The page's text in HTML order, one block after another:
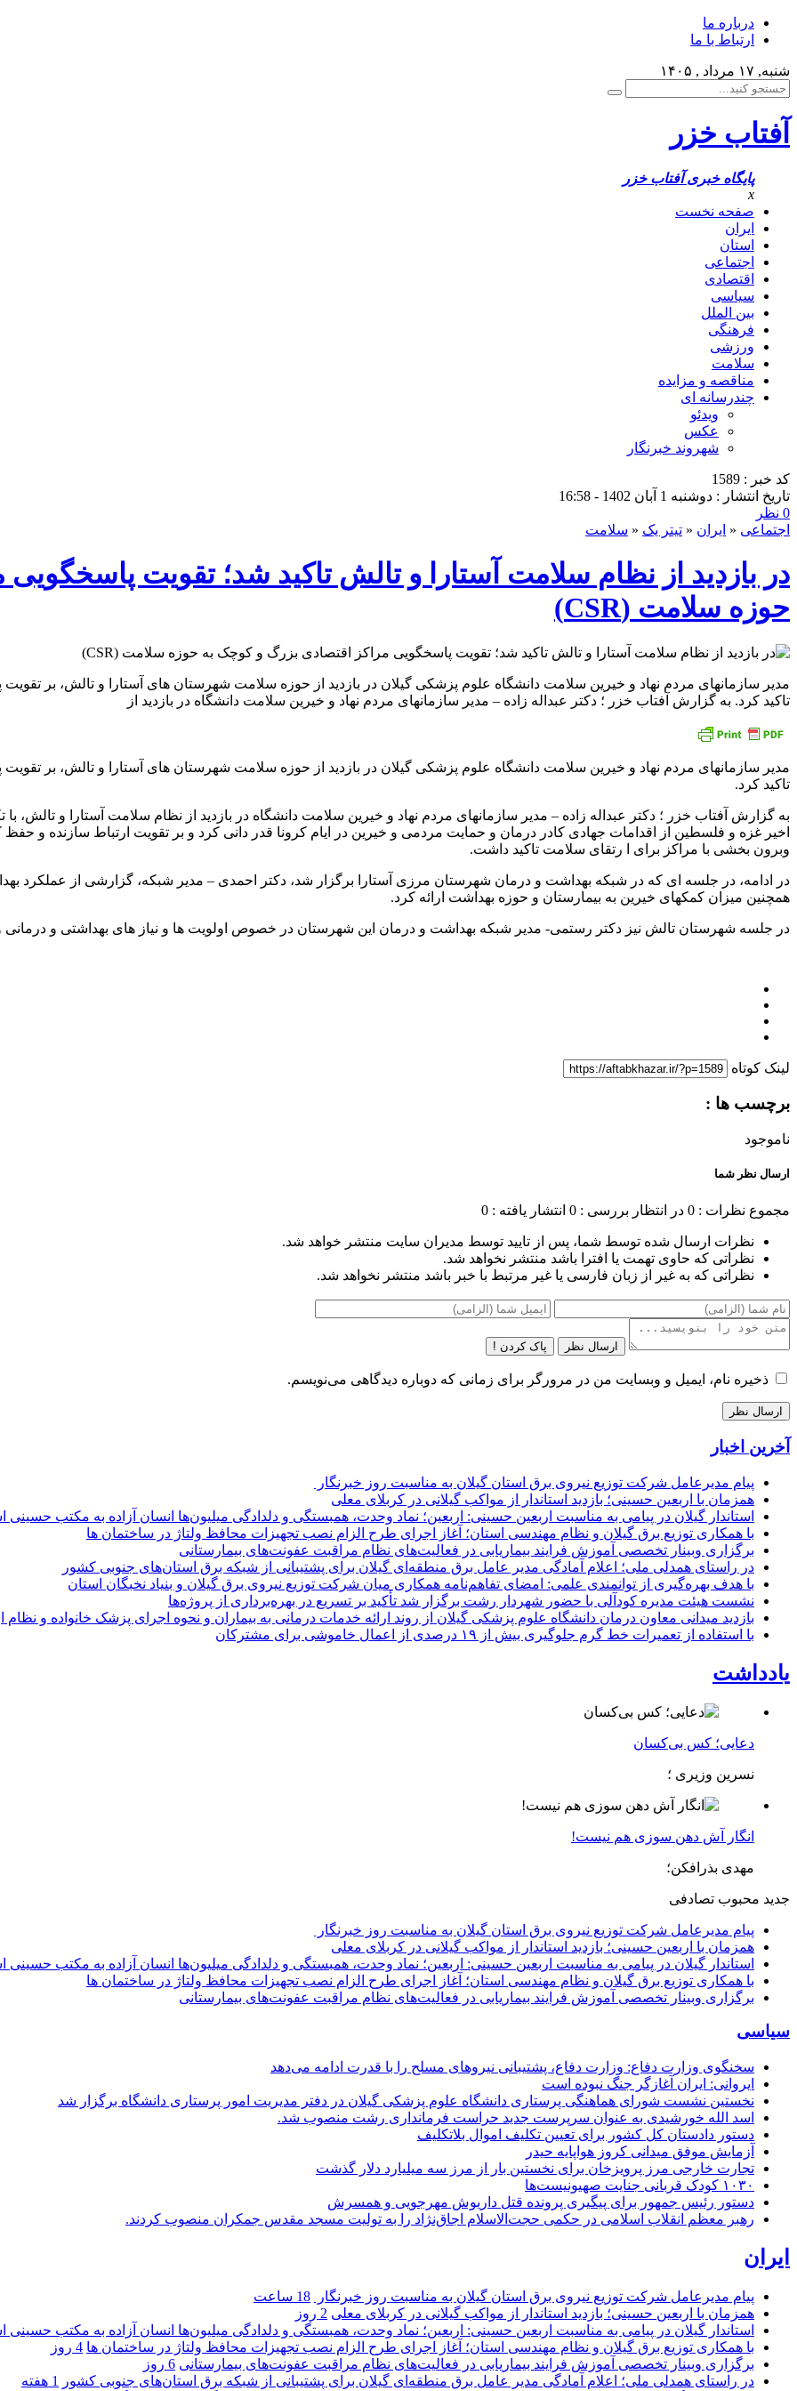
درباره ما
ارتباط با ما
شنبه, ۱۷ مرداد , ۱۴۰۵
آفتاب خزر
پایگاه خبری آفتاب خزر
x
صفحه نخست
ایران
استان
اجتماعی
اقتصادی
سیاسی
بین الملل
فرهنگی
ورزشی
سلامت
مناقصه و مزایده
چندرسانه ای
ویدئو
عکس
شهروند خبرنگار
کد خبر : 1589
تاریخ انتشار : دوشنبه 1 آبان 1402 - 16:58
0 نظر
اجتماعی « ایران « تیتر یک « سلامت
در بازدید از نظام سلامت آستارا و تالش تاکید شد؛ تقویت
حوزه سلامت (CSR)
تاکید کرد. به گزارش آفتاب خزر ؛ دکتر عبداله زاده – مدیر سازمانهای مردم نهاد و خیرین سلامت دانشگاه در بازدید از
تاکید کرد.
به گزارش آفتاب خزر ؛ دکتر عبداله زاده – مدیر سازمانهای مردم نهاد و خیرین سلامت دانشگاه در بازدید از نظام سلامت آستارا و
اخیر غزه و فلسطین از اقدامات جهادی کادر درمان و حمایت مردمی و خیرین در ایام کرونا قدر دانی کرد و بر تقویت ارتباط سازنده و
وبرون بخشی با مراکز برای ا رتقای سلامت تاکید داشت.
در ادامه، در جلسه ای که در شبکه بهداشت و درمان شهرستان مرزی آستارا برگزار شد، دکتر احمدی – مدیر شبکه، گزارشی از
همچنین میزان کمکهای خیرین به بیمارستان و حوزه بهداشت ارائه کرد.
در جلسه شهرستان تالش نیز دکتر رستمی- مدیر شبکه بهداشت و درمان این شهرستان در خصوص اولویت ها و نیاز های بهداشتی و
لینک کوتاه
برچسب ها :
ناموجود
ارسال نظر شما
مجموع نظرات : 0 در انتظار بررسی : 0 انتشار یافته : 0
نظرات ارسال شده توسط شما، پس از تایید توسط مدیران سایت منتشر خواهد شد.
نظراتی که حاوی تهمت یا افترا باشد منتشر نخواهد شد.
نظراتی که به غیر از زبان فارسی یا غیر مرتبط با خبر باشد منتشر نخواهد شد.
ارسال نظر پاک کردن !
ذخیره نام، ایمیل و وبسایت من در مرورگر برای زمانی که دوباره دیدگاهی می‌نویسم.
آخرین اخبار
پیام مدیرعامل شركت توزیع نیروی برق استان گیلان به مناسبت روز خبرنگار ‌
همزمان با اربعین حسینی؛ بازدید استاندار از مواکب گیلانی در کربلای معلی
استاندار گیلان در پیامی به مناسبت اربعین حسینی: اربعین؛ نماد وحدت، همبستگی و دلدادگی میلیون‌ها انسان آزاده به مکتب
با همکاری توزیع برق گیلان و نظام مهندسی استان؛ آغاز اجرای طرح الزام نصب تجهیزات محافظ ولتاژ در ساختمان ها
برگزاری وبینار تخصصی آموزش فرایند بیماریابی در فعالیت‌های نظام مراقبت عفونت‌های بیمارستانی
در راستای همدلی ملی؛ اعلام آمادگی مدیر عامل برق منطقه‌ای گیلان برای پشتیبانی از شبكه برق استان‌های جنوبی كشور
با هدف بهره‌گیری از توانمندی علمی: امضای تفاهم‌نامه همكاری میان شركت توزیع نیروی برق گیلان و بنیاد نخبگان استان
نشست هیئت مدیره کودآلی با حضور شهردار رشت برگزار شد تأکید بر تسریع در بهره‌برداری از پروژه‌ها
بازدید میدانی معاون درمان دانشگاه علوم پزشکی گیلان از روند ارائه خدمات درمانی به بیماران و نحوه اجرای پزشک خانواده و
با استفاده از تعمیرات خط گرم جلوگیری بیش از ۱۹ درصدی از اعمال خاموشی برای مشتركان
یادداشت
دعایی؛ کس بی‌کسان
نسرین وزیری ؛
انگار آش دهن سوزی هم نیست!
مهدی بذرافکن؛
جدید محبوب تصادفی
پیام مدیرعامل شركت توزیع نیروی برق استان گیلان به مناسبت روز خبرنگار ‌
همزمان با اربعین حسینی؛ بازدید استاندار از مواکب گیلانی در کربلای معلی
استاندار گیلان در پیامی به مناسبت اربعین حسینی: اربعین؛ نماد وحدت، همبستگی و دلدادگی میلیون‌ها انسان آزاده به مکتب
با همکاری توزیع برق گیلان و نظام مهندسی استان؛ آغاز اجرای طرح الزام نصب تجهیزات محافظ ولتاژ در ساختمان ها
برگزاری وبینار تخصصی آموزش فرایند بیماریابی در فعالیت‌های نظام مراقبت عفونت‌های بیمارستانی
سیاسی
سخنگوی وزارت دفاع: وزارت دفاع، پشتیبانی نیرو‌های مسلح را با قدرت ادامه می‌دهد
ایروانی: ایران آغازگر جنگ نبوده است
نخستین نشست شورای هماهنگی پرستاری دانشگاه علوم پزشکی گیلان در دفتر مدیریت امور پرستاری دانشگاه برگزار شد
اسد الله خورشیدی به عنوان سرپرست جدید حراست فرمانداری رشت منصوب شد.
دستور دادستان کل کشور برای تعیین تکلیف اموال بلاتکلیف
آزمایش موفق میدانی کروز هواپایه حیدر
تجارت خارجی مرز پرویزخان برای نخستین بار از مرز سه میلیارد دلار گذشت
۱۰۳۰ کودک قربانی جنایت صهیونیست‌ها
دستور رئیس جمهور برای پیگیری پرونده قتل داریوش مهرجویی و همسرش
رهبر معظم انقلاب اسلامی در حکمی حجت‌الاسلام اجاق‌نژاد را به تولیت مسجد مقدس جمکران منصوب کردند.
ایران
پیام مدیرعامل شركت توزیع نیروی برق استان گیلان به مناسبت روز خبرنگار ‌
18 ساعت
همزمان با اربعین حسینی؛ بازدید استاندار از مواکب گیلانی در کربلای معلی 2 روز
استاندار گیلان در پیامی به مناسبت اربعین حسینی: اربعین؛ نماد وحدت، همبستگی و دلدادگی میلیون‌ها انسان آزاده به مکتب
با همکاری توزیع برق گیلان و نظام مهندسی استان؛ آغاز اجرای طرح الزام نصب تجهیزات محافظ ولتاژ در ساختمان ها 4 روز
برگزاری وبینار تخصصی آموزش فرایند بیماریابی در فعالیت‌های نظام مراقبت عفونت‌های بیمارستانی 6 روز
در راستای همدلی ملی؛ اعلام آمادگی مدیر عامل برق منطقه‌ای گیلان برای پشتیبانی از شبكه برق استان‌های جنوبی كشور
1 هفته